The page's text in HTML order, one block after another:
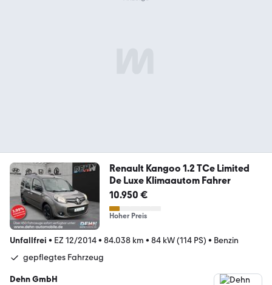
Renault Kangoo 1.2 TCe Limited
De Luxe Klimaautom Fahrer
10.950 €
Hoher Preis
Unfallfrei • EZ 12/2014• 84.038 km • 84 kW (114 PS) • Benzin
gepflegtes Fahrzeug
Dehn GmbH